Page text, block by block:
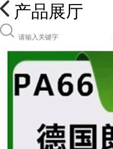
产品展厅